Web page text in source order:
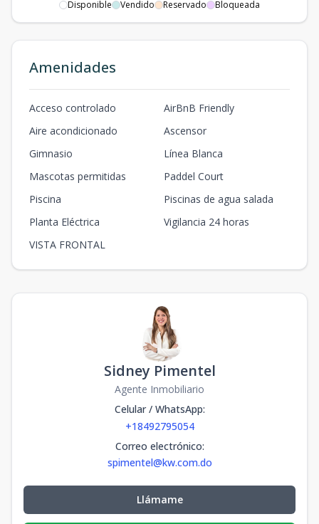
Disponible Vendido Reservado Bloqueada
Amenidades
Acceso controlado
AirBnB Friendly
Aire acondicionado
Ascensor
Gimnasio
Línea Blanca
Mascotas permitidas
Paddel Court
Piscina
Piscinas de agua salada
Planta Eléctrica
Vigilancia 24 horas
VISTA FRONTAL
Sidney Pimentel
Agente Inmobiliario
Celular / WhatsApp:
+18492795054
Correo electrónico:
spimentel@kw.com.do
Llámame